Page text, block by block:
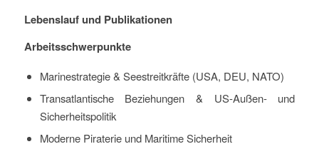
Lebenslauf und Publikationen
Arbeitsschwerpunkte
Marinestrategie & Seestreitkräfte (USA, DEU, NATO)
Transatlantische Beziehungen & US-Außen- und
Sicherheitspolitik
Moderne Piraterie und Maritime Sicherheit